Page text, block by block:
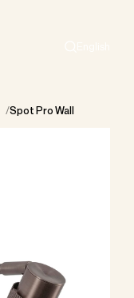
/Spot Pro Wall